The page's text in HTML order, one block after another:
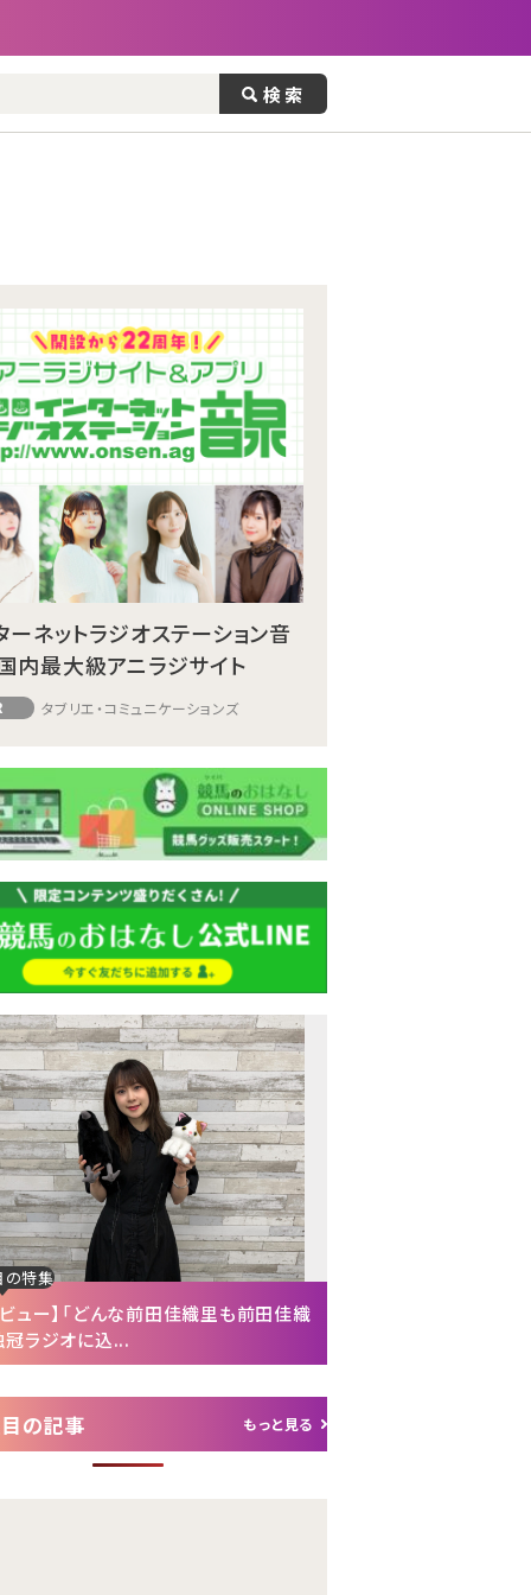
ーネットラジオステーション音
内最大級アニラジサイト
タブリエ・コミュニケーションズ
の特集
ビュー】「どんな前田佳織里も前田佳織
冠ラジオに込...
の記事 もっと見る